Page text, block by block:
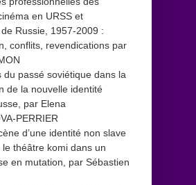
en URSS et
Russie, 1957-2009 :
conflits, revendications par
du passé soviétique dans la
de la nouvelle identité
par Elena
PERRIER
d’une identité non slave
le théâtre komi dans un
en mutation, par Sébastien